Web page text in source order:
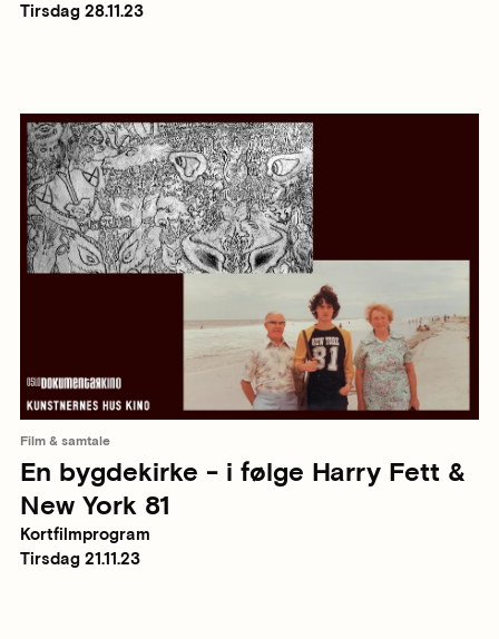
Tirsdag 28.11.23
Film & samtale
En bygdekirke - i følge Harry Fett &
New York 81
Kortfilmprogram
Tirsdag 21.11.23